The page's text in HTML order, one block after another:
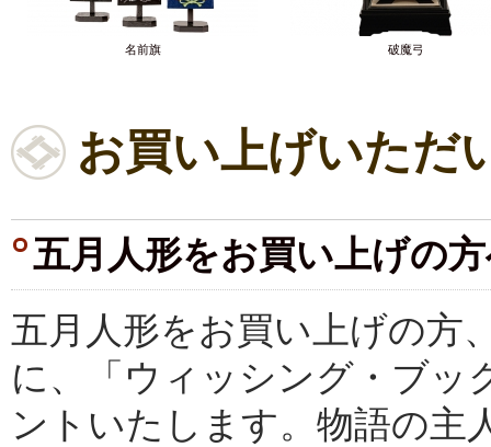
名前旗 破魔弓
お買い上げいただ
五月人形をお買い上げの
五月人形をお買い上げの方
に、「ウィッシング・ブッ
ントいたします。物語の主